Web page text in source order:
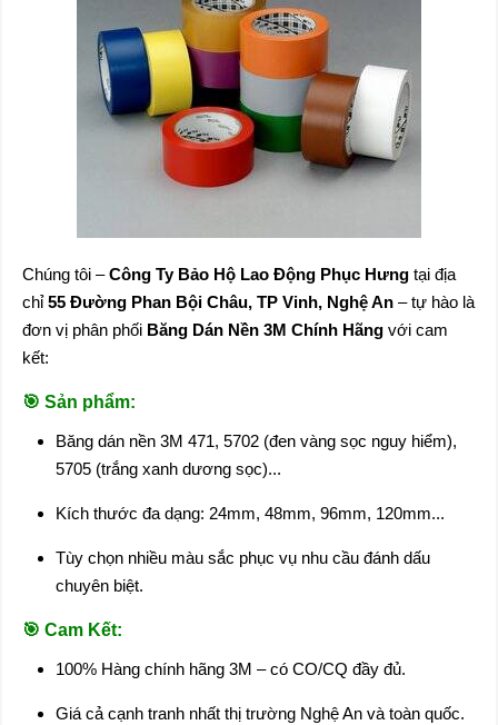
Chúng tôi –Công Ty Bảo Hộ Lao Động Phục Hưng tại địa
chỉ55 Đường Phan Bội Châu, TP Vinh, Nghệ An – tự hào là
đơn vị phân phối Băng Dán Nền 3M Chính Hãng với cam
kết:
🎯 Sản phẩm:
Băng dán nền 3M 471, 5702 (đen vàng sọc nguy hiểm),
5705 (trắng xanh dương sọc)...
Kích thước đa dạng: 24mm, 48mm, 96mm, 120mm...
Tùy chọn nhiều màu sắc phục vụ nhu cầu đánh dấu
chuyên biệt.
🎯Cam Kết:
100% Hàng chính hãng 3M – có CO/CQ đầy đủ.
Giá cả cạnh tranh nhất thị trường Nghệ An và toàn quốc.